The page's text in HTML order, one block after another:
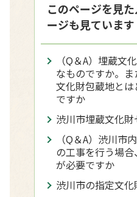
このページを見
ージも見ています
（Q＆A）埋蔵文
なものですか。
文化財包蔵地と
ですか
渋川市埋蔵文化財
（Q＆A）渋川市
の工事を行う場
が必要ですか
渋川市の指定文化